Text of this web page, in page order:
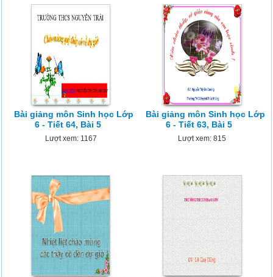
Bài giảng môn Sinh học Lớp
6 - Tiết 64, Bài 5
Lượt xem: 1167
Bài giảng môn Sinh học Lớp
6 - Tiết 63, Bài 5
Lượt xem: 815